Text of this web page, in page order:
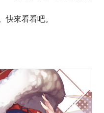
快來看看吧。